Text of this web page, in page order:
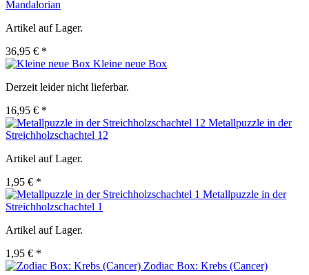
Mandalorian
Artikel auf Lager.
36,95 € *
Kleine neue Box
Derzeit leider nicht lieferbar.
16,95 € *
Metallpuzzle in der
Streichholzschachtel 12
Artikel auf Lager.
1,95 € *
Metallpuzzle in der
Streichholzschachtel 1
Artikel auf Lager.
1,95 € *
Zodiac Box: Krebs (Cancer)